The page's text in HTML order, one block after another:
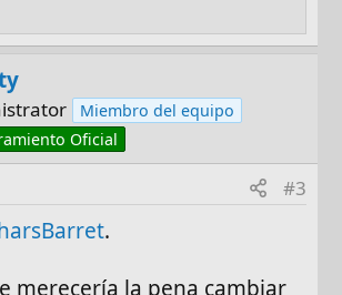
Miembro del equipo
Oficial
#3
.
merecería la pena cambiar